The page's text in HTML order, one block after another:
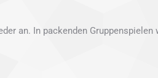
an. In packenden Gruppenspielen